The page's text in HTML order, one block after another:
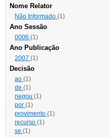
Nome Relator
Não Informado (1)
Ano Sessão
0006 (1)
Ano Publicação
2007 (1)
Decisão
ao (1)
de (1)
negou (1)
por (1)
provimento (1)
recurso (1)
se (1)